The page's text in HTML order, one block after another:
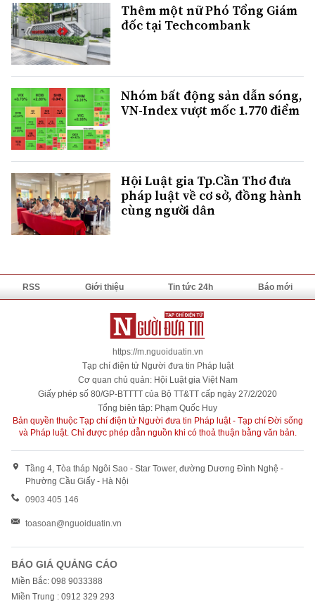
Thêm một nữ Phó Tổng Giám
đốc tại Techcombank
Nhóm bất động sản dẫn sóng,
VN-Index vượt mốc 1.770 điểm
Hội Luật gia Tp.Cần Thơ đưa
pháp luật về cơ sở, đồng hành
cùng người dân
RSS Giới thiệu Tin tức 24h Báo mới
https://m.nguoiduatin.vn
Tạp chí điện tử Người đưa tin Pháp luật
Cơ quan chủ quản: Hội Luật gia Việt Nam
Giấy phép số 80/GP-BTTTT của Bộ TT&TT cấp ngày 27/2/2020
Tổng biên tập: Phạm Quốc Huy
Bản quyền thuộc Tạp chí điện tử Người đưa tin Pháp luật - Tạp chí Đời sống
và Pháp luật. Chỉ được phép dẫn nguồn khi có thoả thuận bằng văn bản.
Tầng 4, Tòa tháp Ngôi Sao - Star Tower, đường Dương Đình Nghệ -
Phường Cầu Giấy - Hà Nội
0903 405 146
toasoan@nguoiduatin.vn
BÁO GIÁ QUẢNG CÁO
Miền Bắc: 098 9033388
Miền Trung : 0912 329 293